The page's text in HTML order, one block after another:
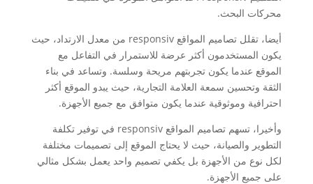
محركات البحث.
أيضا، تقلل تصاميم المواقع responsiv من معدل الارتداد، حيث
يكون المستخدمون أكثر عرضة للاستمرار في التفاعل مع
الموقع عندما يكون تجربتهم مريحة وسلسة. وتساعد في بناء
الثقة وتحسين سمعة العلامة التجارية، حيث يبدو الموقع أكثر
احترافية وموثوقية عندما يكون متوافق مع جميع الأجهزة.
وأخيرا، تسهم تصاميم المواقع responsiv في توفير تكلفة
التطوير والصيانة، حيث لا يحتاج الموقع إلى تصميمات مختلفة
لكل نوع من الأجهزة بل يكفي تصميم واحد يعمل بشكل مثالي
على جميع الأجهزة.